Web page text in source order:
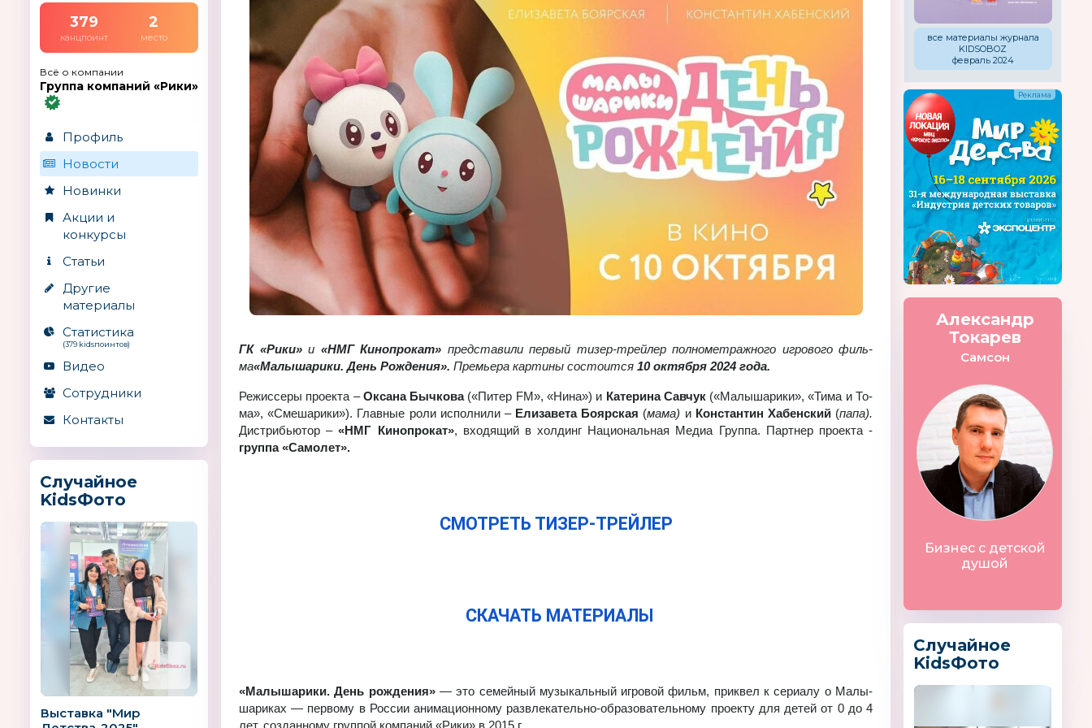
379
канцпоинт
2
место
Всё о компании
Группа компаний «Рики»
Профиль
Новости
Новинки
Акции и
конкурсы
Статьи
Другие
материалы
Статистика
(379 kidsпоинтов)
Видео
Сотрудники
Контакты
Случайное
KidsФото
Выставка "Мир
ГК «Ри­ки»и «НМГ Ки­но­про­кат» пред­ста­ви­ли пер­вый ти­зер-трей­лер пол­но­мет­раж­но­го иг­ро­во­го филь­
ма«Ма­лы­ша­ри­ки. День Рож­де­ни­я». Пре­мье­ра кар­ти­ны со­сто­ит­ся 10 ок­тября 2024 года.
Ре­жис­се­ры про­ек­та –Ок­сана Быч­ко­ва(«Пи­тер FM», «Ни­на») и Ка­те­рина Сав­чук(«Ма­лы­ша­ри­ки», «Ти­ма и То­
ма», «Сме­ша­ри­ки»). Глав­ные роли ис­пол­ни­ли – Ели­за­вета Бо­яр­ская (мама) и Кон­стан­тин Ха­бен­ский(папа).
Дис­три­бью­тор –«НМГ Ки­но­про­кат», вхо­дя­щий в хол­динг На­ци­о­наль­ная Ме­диа Груп­па. Парт­нер про­ек­та -
груп­па «Са­мо­лет».
СМОТ­РЕТЬ ТИ­ЗЕР-ТРЕЙ­ЛЕР
СКА­ЧАТЬ МА­ТЕ­РИ­А­ЛЫ
«Ма­лы­ша­ри­ки. День рож­де­ни­я»— это се­мей­ный му­зы­каль­ный иг­ро­вой фильм, при­квел к се­ри­а­лу о Ма­лы­
ша­ри­ках — пер­во­му в Рос­сии ани­ма­ци­он­но­му раз­вле­ка­тель­но-об­ра­зо­ва­тель­но­му про­ек­ту для де­тей от 0 до 4
все материалы журнала
KIDSOBOZ
февраль 2024
Александр
Токарев
Самсон
Бизнес с детской
душой
Случайное
KidsФото